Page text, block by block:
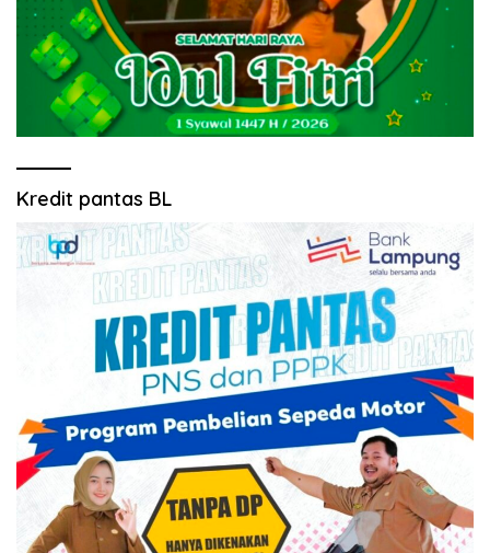
Kredit pantas BL